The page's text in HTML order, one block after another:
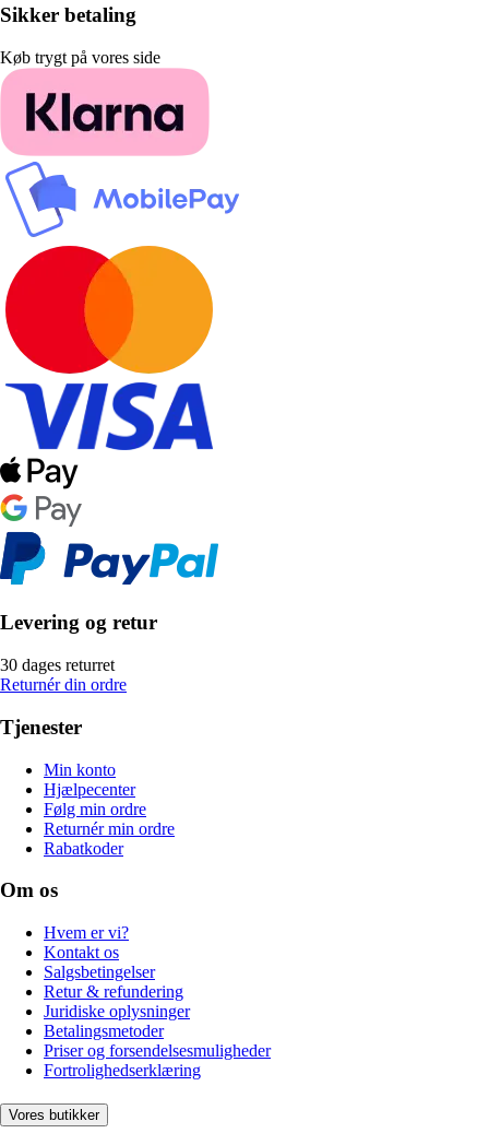
Sikker betaling
Køb trygt på vores side
Levering og retur
30 dages returret
Returnér din ordre
Tjenester
Min konto
Hjælpecenter
Følg min ordre
Returnér min ordre
Rabatkoder
Om os
Hvem er vi?
Kontakt os
Salgsbetingelser
Retur & refundering
Juridiske oplysninger
Betalingsmetoder
Priser og forsendelsesmuligheder
Fortrolighedserklæring
Vores butikker